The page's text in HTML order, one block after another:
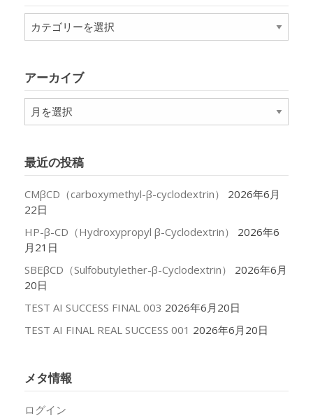
テ
ー
アーカイブ
ア
ー
ブ
最近の投稿
CMβCD（carboxymethyl-β-cyclodextrin）
2026年6月
22日
HP-β-CD（Hydroxypropyl β-Cyclodextrin）
2026年6
月21日
SBEβCD（Sulfobutylether-β-Cyclodextrin）
2026年6月
20日
TEST AI SUCCESS FINAL 003 2026年6月20日
TEST AI FINAL REAL SUCCESS 001 2026年6月20日
メタ情報
ログイン